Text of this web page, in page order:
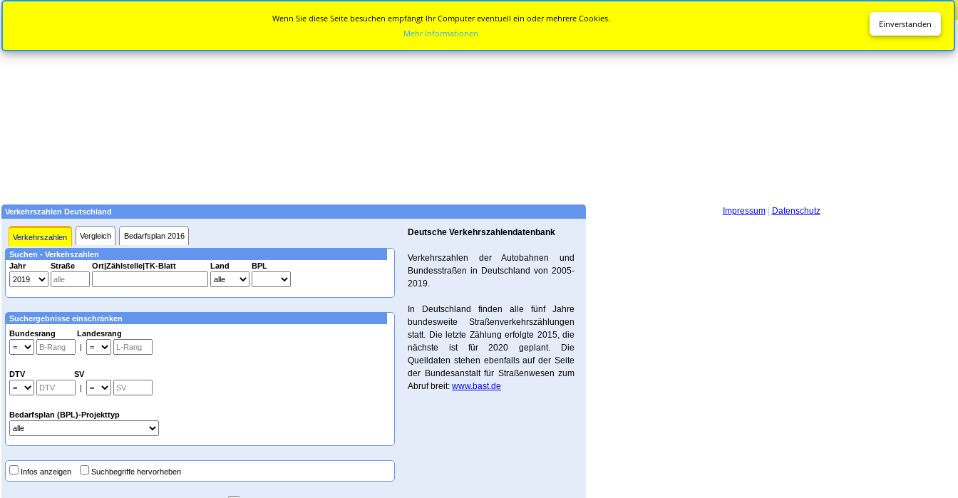
Verkehrszahlen Deutschland
Verkehrszahlen Vergleich Bedarfsplan 2016
Suchen - Verkehszahlen
Jahr
Straße Ort|Zählstelle|TK-Blatt Land BPL
Suchergebnisse einschränken
Bundesrang Landesrang
|
DTV SV
|
Bedarfsplan (BPL)-Projekttyp
Infos anzeigen Suchbegriffe hervorheben
Deutsche Verkehrszahlendatenbank
Verkehrszahlen der Autobahnen und
Bundesstraßen in Deutschland von 2005-
2019.
In Deutschland finden alle fünf Jahre
bundesweite Straßenverkehrszählungen
statt. Die letzte Zählung erfolgte 2015, die
nächste ist für 2020 geplant. Die
Quelldaten stehen ebenfalls auf der Seite
der Bundesanstalt für Straßenwesen zum
Abruf breit: www.bast.de
Impressum| Datenschutz
Einverstanden
Wenn Sie diese Seite besuchen empfängt Ihr Computer eventuell ein oder mehrere Cookies.
Mehr Informationen